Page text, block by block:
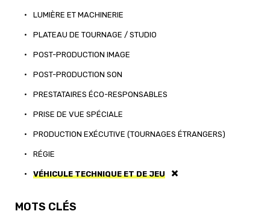
• LUMIÈRE ET MACHINERIE
• PLATEAU DE TOURNAGE / STUDIO
• POST-PRODUCTION IMAGE
• POST-PRODUCTION SON
• PRESTATAIRES ÉCO-RESPONSABLES
• PRISE DE VUE SPÉCIALE
• PRODUCTION EXÉCUTIVE (TOURNAGES ÉTRANGERS)
• RÉGIE
• VÉHICULE TECHNIQUE ET DE JEU
MOTS CLÉS